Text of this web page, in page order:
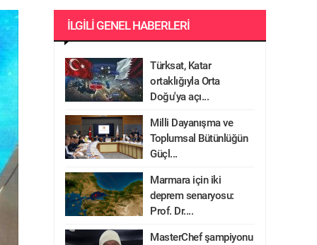
İLGILI GENEL HABERLERI
Türksat, Katar
ortaklığıyla Orta
Doğu'ya açı...
Milli Dayanışma ve
Toplumsal Bütünlüğün
Güçl...
Marmara için iki
deprem senaryosu:
Prof. Dr....
MasterChef şampiyonu